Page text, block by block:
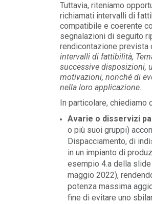
Tuttavia, riteniamo
richiamati intervalli di
compatibile e coerente
segnalazioni di seguito
rendicontazione prevista
intervalli di fattibilità,
successive disposizioni,
motivazioni, nonché di
nella loro applicazione.
In particolare,
Avarie o disservizi
o più suoi gruppi)
Dispacciamento, di
in un impianto di
esempio 4.a della
maggio 2022),
potenza massima
fine di evitare uno
POLICY
Criticità del
– Allegato A.83 del
LEGGI DI PIÙ
Costi di
l’installazione
impianti di
LEGGI DI PIÙ
EVENTI E
Congresso
LEGGI DI PIÙ